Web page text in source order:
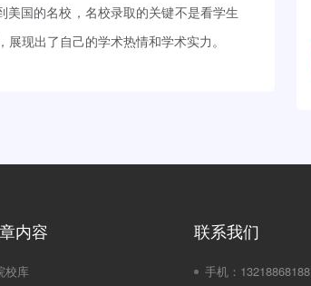
国的名校，名校录取的关键不是看学生
现出了自己的学术热情和学术实力。
内容
校库
联系我们
手机： 13218868188